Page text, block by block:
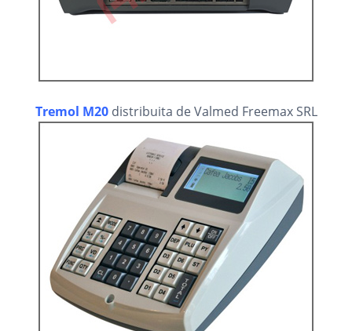
Tremol M20distribuita de Valmed Freemax SRL